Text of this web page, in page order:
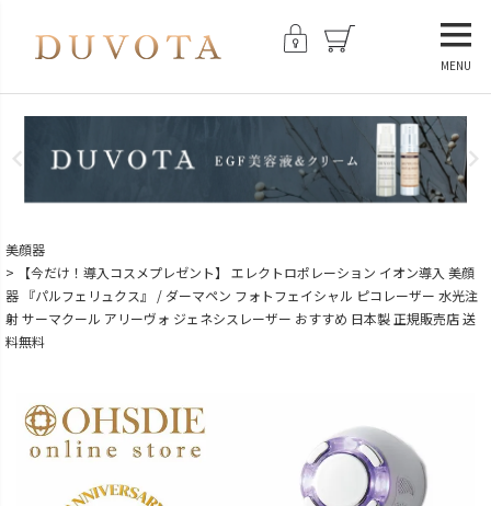
MENU
美顔器
【今だけ！導入コスメプレゼント】 エレクトロポレーション イオン導入 美顔
器 『パルフェリュクス』 / ダーマペン フォトフェイシャル ピコレーザー 水光注
射 サーマクール アリーヴォ ジェネシスレーザー おすすめ 日本製 正規販売店 送
料無料